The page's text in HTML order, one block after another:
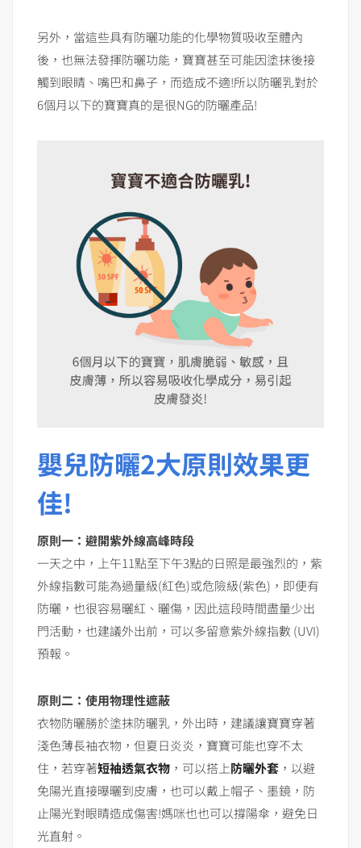
另外，當這些具有防曬功能的化學物質吸收至體內
後，也無法發揮防曬功能，寶寶甚至可能因塗抹後接
觸到眼睛、嘴巴和鼻子，而造成不適!所以防曬乳對於
6個月以下的寶寶真的是很NG的防曬產品!
嬰兒防曬2大原則效果更
佳!
原則一：避開紫外線高峰時段
一天之中，上午11點至下午3點的日照是最強烈的，紫
外線指數可能為過量級(紅色)或危險級(紫色)，即便有
防曬，也很容易曬紅、曬傷，因此這段時間盡量少出
門活動，也建議外出前，可以多留意紫外線指數 (UVI)
預報。
原則二：使用物理性遮蔽
衣物防曬勝於塗抹防曬乳，外出時，建議讓寶寶穿著
淺色薄長袖衣物，但夏日炎炎，寶寶可能也穿不太
住，若穿著短袖透氣衣物 ，可以搭上防曬外套 ，以避
免陽光直接曝曬到皮膚，也可以戴上帽子、墨鏡，防
止陽光對眼睛造成傷害!媽咪也也可以撐陽傘，避免日
光直射。